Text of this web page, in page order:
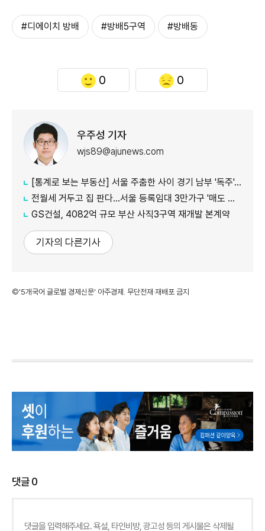
#디에이치 방배 #방배5구역 #방배동
0 0
우주성 기자
wjs89@ajunews.com
[통계로 보는 부동산] 서울 주춤한 사이 경기 남부 '독주'…세제 개편에 실수요 이동 빨라지나
전월세 거두고 집 판다…서울 등록임대 3만가구 '매도 기로'
GS건설, 4082억 규모 부산 사직3구역 재개발 본계약
기자의 다른기사
©'5개국어 글로벌 경제신문' 아주경제. 무단전재·재배포 금지
댓글0